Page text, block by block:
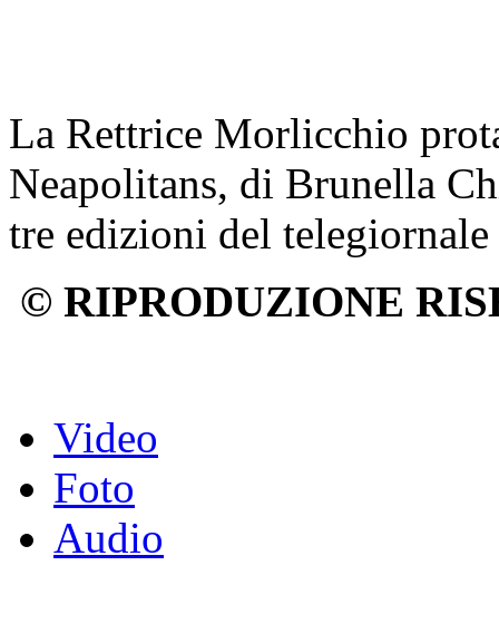
La Rettrice Morlicchio
Neapolitans, di Brunella
tre edizioni del telegiornale
© RIPRODUZIONE
Video
Foto
Audio